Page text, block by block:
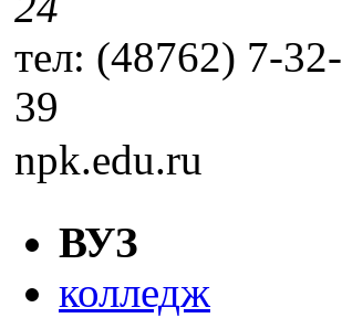
тел: (48762) 7-32-
39
npk.edu.ru
ВУЗ
колледж